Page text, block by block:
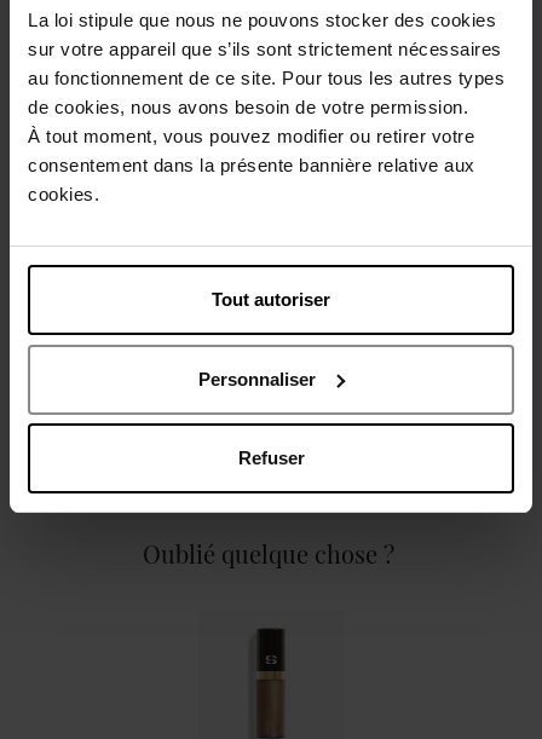
La loi stipule que nous ne pouvons stocker des cookies
sur votre appareil que s’ils sont strictement nécessaires
au fonctionnement de ce site. Pour tous les autres types
de cookies, nous avons besoin de votre permission.
À tout moment, vous pouvez modifier ou retirer votre
consentement dans la présente bannière relative aux
cookies.
Tout autoriser
Personnaliser
Refuser
Livraison gratuite à partir de 50€
Retour gratuit dans votre magasin
Description
Avis client
Oublié quelque chose ?